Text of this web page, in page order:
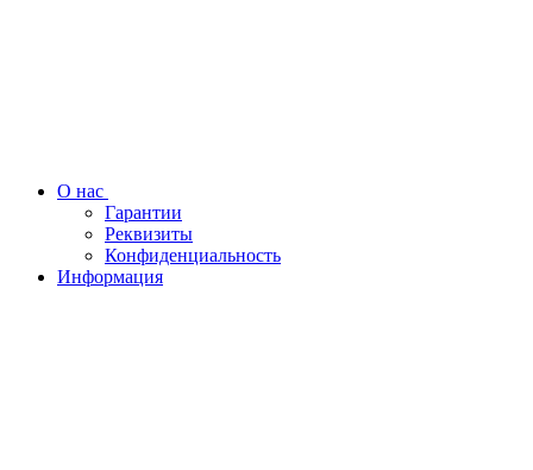
О нас
Гарантии
Реквизиты
Конфиденциальность
Информация